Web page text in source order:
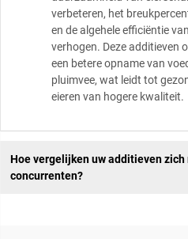
verbeteren, het
en de algehele efficiëntie
verhogen. Deze additieven
een betere opname van
pluimvee, wat leidt tot
eieren van hogere kwaliteit.
Hoe vergelijken uw additieven zich
concurrenten?